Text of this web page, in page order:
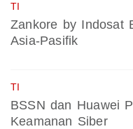
TI
Zankore by Indosat
Asia-Pasifik
TI
BSSN dan Huawei
Keamanan Siber